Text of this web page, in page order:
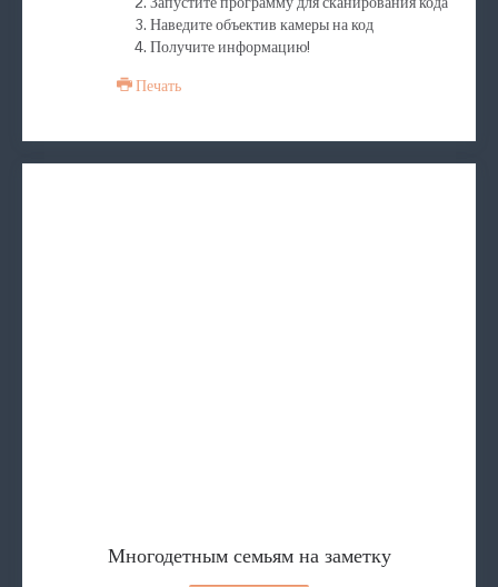
Наведите объектив камеры на код
Получите информацию!
Печать
Многодетным семьям на заметку